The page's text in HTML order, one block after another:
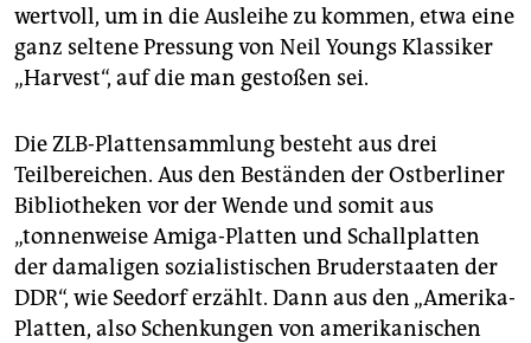
wertvoll, um in die Ausleihe zu kommen, etwa eine
ganz seltene Pressung von Neil Youngs Klassiker
„Harvest“, auf die man gestoßen sei.
Die ZLB-Plattensammlung besteht aus drei
Teilbereichen. Aus den Beständen der Ostberliner
Bibliotheken vor der Wende und somit aus
„tonnenweise Amiga-Platten und Schallplatten
der damaligen sozialistischen Bruderstaaten der
DDR“, wie Seedorf erzählt. Dann aus den „Amerika-
Platten, also Schenkungen von amerikanischen